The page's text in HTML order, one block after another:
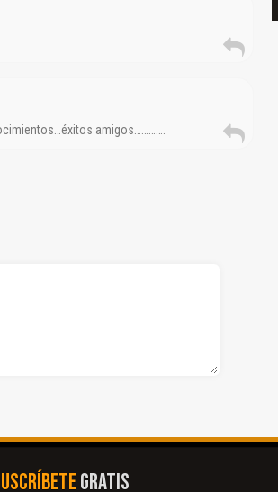
amigos………….
GRATIS